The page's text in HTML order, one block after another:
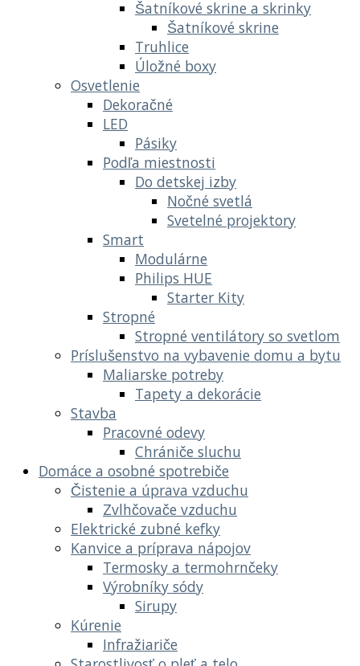
Šatníkové skrine a skrinky
Šatníkové skrine
Truhlice
Úložné boxy
Osvetlenie
Dekoračné
LED
Pásiky
Podľa miestnosti
Do detskej izby
Nočné svetlá
Svetelné projektory
Smart
Modulárne
Philips HUE
Starter Kity
Stropné
Stropné ventilátory so svetlom
Príslušenstvo na vybavenie domu a bytu
Maliarske potreby
Tapety a dekorácie
Stavba
Pracovné odevy
Chrániče sluchu
Domáce a osobné spotrebiče
Čistenie a úprava vzduchu
Zvlhčovače vzduchu
Elektrické zubné kefky
Kanvice a príprava nápojov
Termosky a termohrnčeky
Výrobníky sódy
Sirupy
Kúrenie
Infražiariče